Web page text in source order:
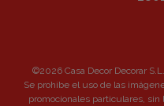
©2026 Casa Decor Decorar
Se prohibe el uso de las
promocionales particulares, sin